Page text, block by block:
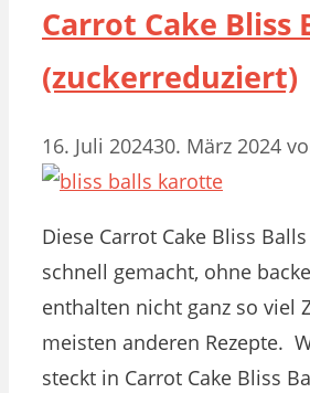
Carrot Cake Bliss
(zuckerreduziert)
16. Juli 202430. März 2024
Diese Carrot Cake Bliss
schnell gemacht, ohne
enthalten nicht ganz so viel
meisten anderen Rezepte.
steckt in Carrot Cake Bliss